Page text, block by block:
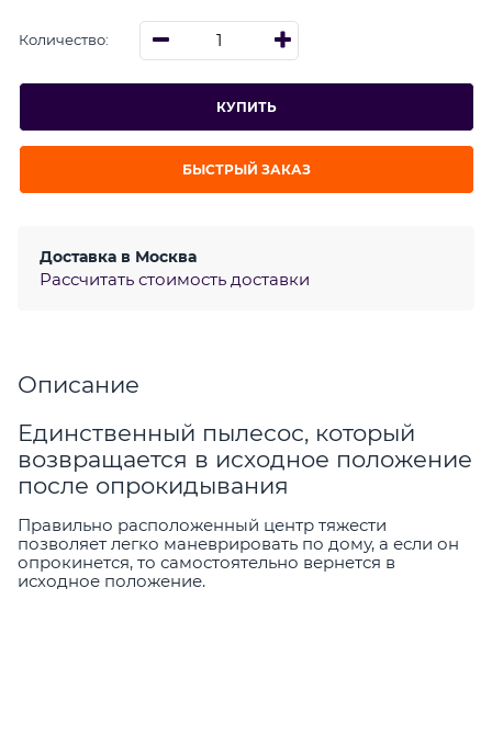
Количество:
КУПИТЬ
БЫСТРЫЙ ЗАКАЗ
Доставка в Москва
Рассчитать стоимость доставки
Описание
Единственный пылесос, который
возвращается в исходное положение
после опрокидывания
Правильно расположенный центр тяжести
позволяет легко маневрировать по дому, а если он
опрокинется, то самостоятельно вернется в
исходное положение.